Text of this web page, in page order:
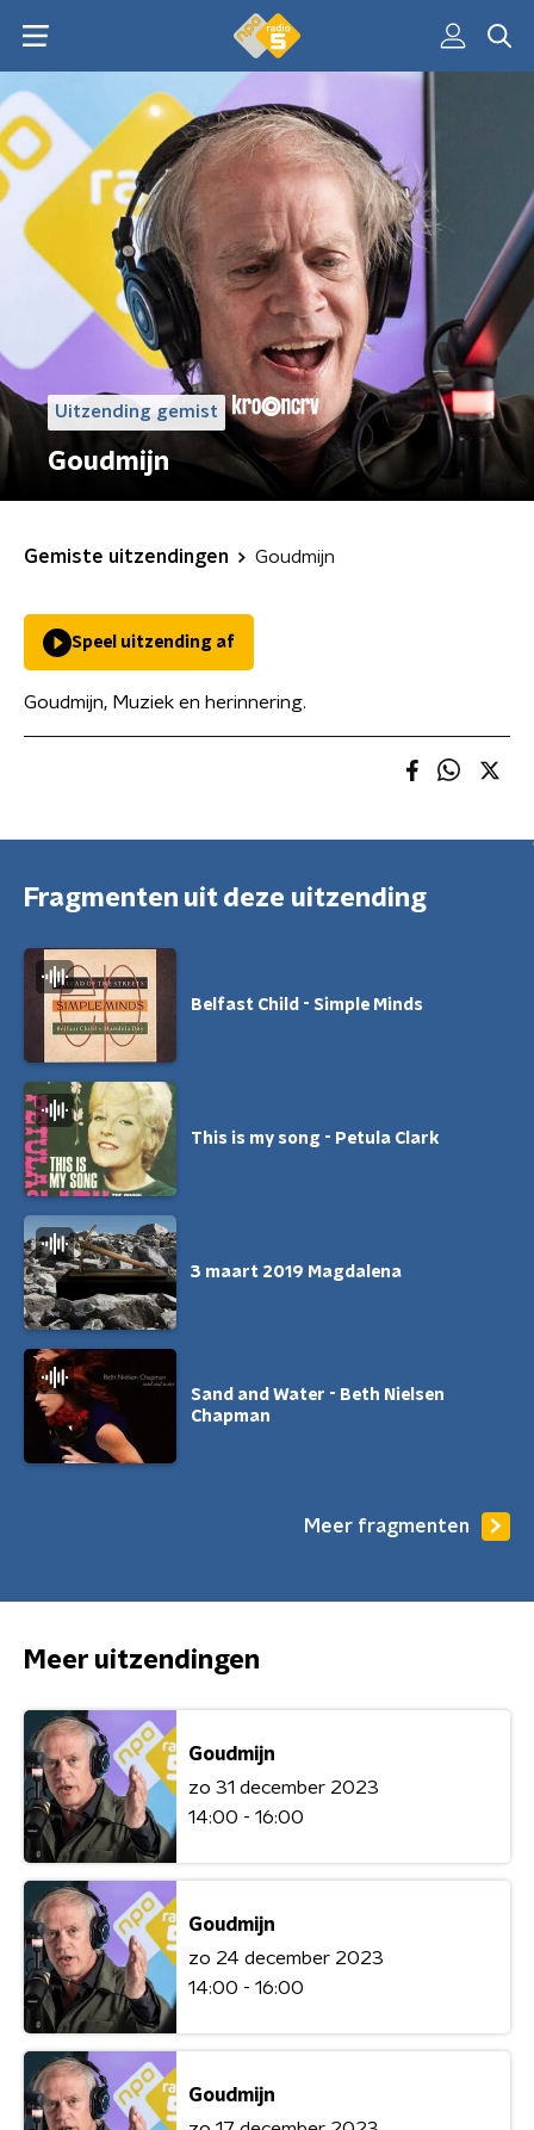
Uitzending gemist
Goudmijn
Gemiste uitzendingen Goudmijn
Speel uitzending af
Goudmijn, Muziek en herinnering.
Fragmenten uit deze uitzending
Belfast Child - Simple Minds
This is my song - Petula Clark
3 maart 2019 Magdalena
Sand and Water - Beth Nielsen
Chapman
Meer fragmenten
Meer uitzendingen
Goudmijn
zo 31 december 2023
14:00 - 16:00
Goudmijn
zo 24 december 2023
14:00 - 16:00
Goudmijn